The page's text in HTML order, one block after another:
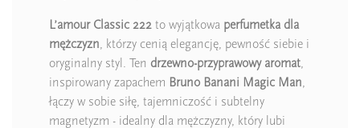
L’amour Classic 222 to wyjątkowa perfumetka dla
mężczyzn, którzy cenią elegancję, pewność siebie i
oryginalny styl. Ten drzewno-przyprawowy aromat,
inspirowany zapachem Bruno Banani Magic Man,
łączy w sobie siłę, tajemniczość i subtelny
magnetyzm - idealny dla mężczyzny, który lubi